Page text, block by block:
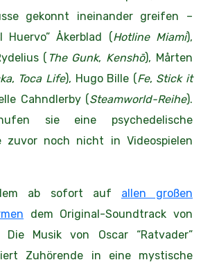
gekonnt ineinander greifen –
Huervo” Åkerblad (Hotline Miami),
( The Gunk, Kenshō), Mårten
, Toca Life), Hugo Bille (Fe, Stick it
Cahndlerby (Steamworld-Reihe).
sie eine psychedelische
zuvor noch nicht in Videospielen
ab sofort auf allen großen
dem Original-Soundtrack von
Die Musik von Oscar “Ratvader”
Zuhörende in eine mystische